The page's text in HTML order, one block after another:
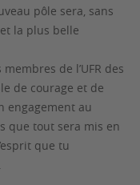
pôle sera, sans
la plus belle
de l’UFR des
de courage et de
engagement au
que tout sera mis en
que tu